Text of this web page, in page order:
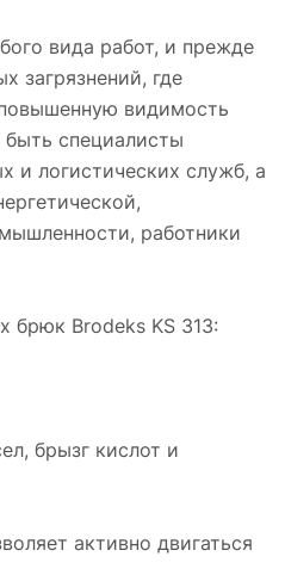
вида работ, и прежде
загрязнений, где
видимость
специалисты
и логистических служб, а
работники
брюк Brodeks KS 313:
брызг кислот и
активно двигаться